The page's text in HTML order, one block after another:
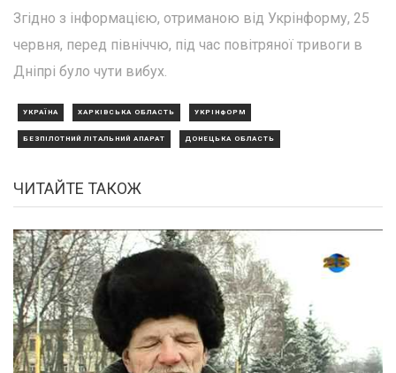
Згідно з інформацією, отриманою від Укрінформу, 25
червня, перед північчю, під час повітряної тривоги в
Дніпрі було чути вибух.
УКРАЇНА ХАРКІВСЬКА ОБЛАСТЬ УКРІНФОРМ
БЕЗПІЛОТНИЙ ЛІТАЛЬНИЙ АПАРАТ ДОНЕЦЬКА ОБЛАСТЬ
ЧИТАЙТЕ ТАКОЖ